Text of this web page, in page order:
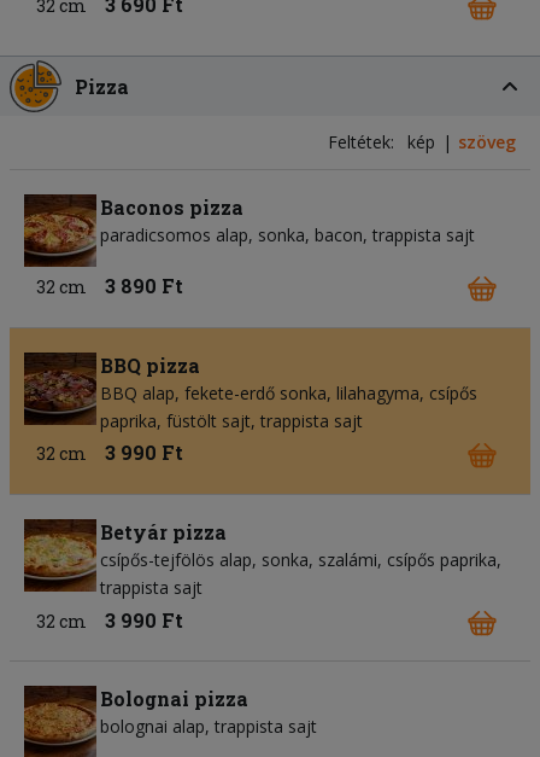
32 cm
Pizza
Feltétek: kép szöveg
Baconos pizza
paradicsomos alap sonka bacon trappista sajt
32 cm 3 890 Ft
BBQ pizza
BBQ alap fekete-erdő sonka lilahagyma csípős
paprika füstölt sajt trappista sajt
32 cm
3 990 Ft
Betyár pizza
csípős-tejfölös alap sonka szalámi csípős paprika
trappista sajt
32 cm
3 990 Ft
Bolognai pizza
bolognai alap trappista sajt